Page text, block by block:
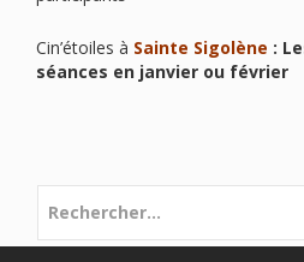
Cin’étoiles à Sainte Sigolène :
séances en janvier ou février